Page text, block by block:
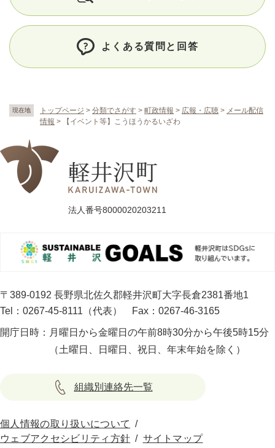
現在地 トップページ > 分類でさがす > 町政情報 > 広報・広聴 > メール配信
情報 > 【イベント等】こうほうかるいざわ
よくある質問と回答
法人番号8000020203211
〒389-0192 長野県北佐久郡軽井沢町大字長倉2381番地1
Tel：0267-45-8111（代表）
Fax：0267-46-3165
開庁日時： 月曜日から金曜日の午前8時30分から午後5時15分
（土曜日、日曜日、祝日、年末年始を除く）
組織別連絡先一覧
個人情報の取り扱いについて
ウェブアクセシビリティ方針
サイトマップ